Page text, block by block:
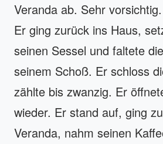
Veranda ab. Sehr
Er ging zurück ins Haus,
seinen Sessel und faltete
seinem Schoß. Er schloss
zählte bis zwanzig. Er
wieder. Er stand auf, ging
Veranda, nahm seinen